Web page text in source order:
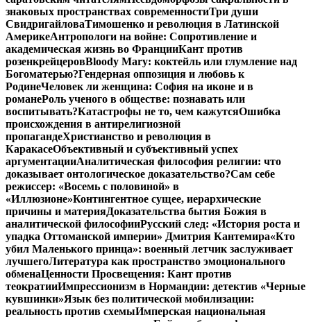
знаковых пространствах современностиТри души
СвидригайловаТимошенко и революция в Латинской
АмерикеАнтропологи на войне: Сопротивление и
академическая жизнь во ФранцииКант против
розенкрейцеровBloody Mary: коктейль или глумление над
Богоматерью?Гендерная оппозиция и любовь к
РодинеЧеловек ли женщина: София на иконе и в
романеРоль ученого в обществе: познавать или
воспитывать?Катастрофы не то, чем кажутсяОшибка
происхождения в антирелигиозной
пропагандеХристианство и революция в
КаракасеОбъективный и субъективный успех
аргументацииАналитическая философия религии: что
доказывает онтологическое доказательство?Сам себе
режиссер: «Восемь с половиной» в
«Иллюзионе»Контингентное сущее, иерархические
причины и материяДоказательства бытия Божия в
аналитической философииРусский след: «История роста и
упадка Оттоманской империи» Дмитрия Кантемира«Кто
убил Маленького принца»: военный летчик заслуживает
лучшегоЛитература как пространство эмоционального
обменаЦенности Просвещения: Кант против
теократииИмпрессионизм в Нормандии: детектив «Черные
кувшинки»Язык без политической мобилизации:
реальность против схемыИмперская национальная